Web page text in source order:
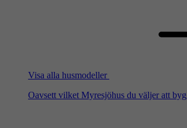
Visa alla husmodeller
Oavsett vilket Myresjöhus du väljer att